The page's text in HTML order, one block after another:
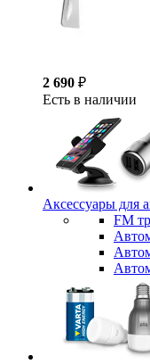
2 690 ₽
Есть в наличии
Аксессуары для
FM